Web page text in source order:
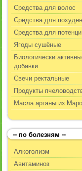
Средства для волос
Средства для
Средства для
Ягоды сушёные
Биологически
добавки
Свечи ректальные
Продукты
Масла арганы из
-- по болезням --
Алкоголизм
Авитаминоз